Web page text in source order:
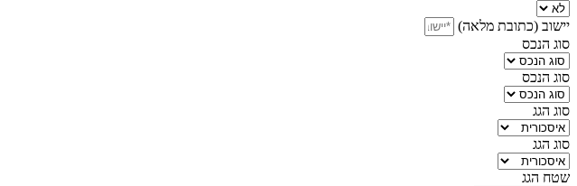
יישוב (כתובת מלאה)
סוג הנכס
סוג הנכס
סוג הגג
סוג הגג
שטח הגג